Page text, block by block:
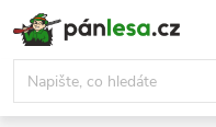
Přejít
na
obsah